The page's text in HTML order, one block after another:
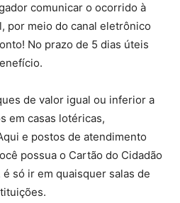
comunicar o ocorrido à
por meio do canal eletrônico
No prazo de 5 dias úteis
de valor igual ou inferior a
em casas lotéricas,
e postos de atendimento
possua o Cartão do Cidadão
só ir em quaisquer salas de